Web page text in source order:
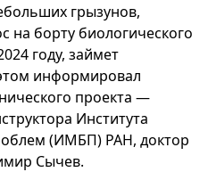
грызунов,
на борту биологического
году, займет
информировал
проекта —
Института
(ИМБП) РАН, доктор
Сычев.